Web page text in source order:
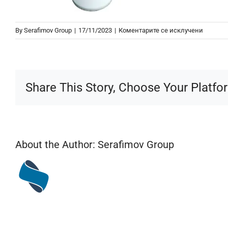
By Serafimov Group | 17/11/2023 | Коментарите се исклучени
Share This Story, Choose Your
About the Author: Serafimov Group